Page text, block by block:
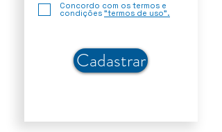
Concordo com os termos e
condições "termos de uso".
Cadastrar